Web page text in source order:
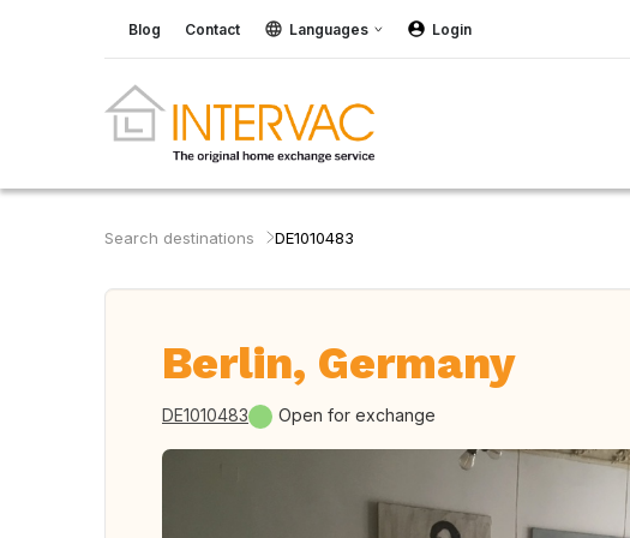
Blog Contact Languages Login
Search destinations DE1010483
Berlin, Germany
DE1010483 Open for exchange